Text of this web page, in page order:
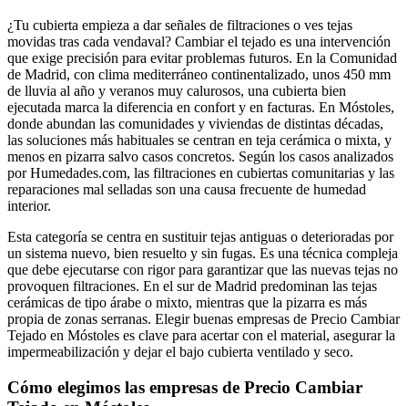
¿Tu cubierta empieza a dar señales de filtraciones o ves tejas
movidas tras cada vendaval? Cambiar el tejado es una intervención
que exige precisión para evitar problemas futuros. En la Comunidad
de Madrid, con clima mediterráneo continentalizado, unos 450 mm
de lluvia al año y veranos muy calurosos, una cubierta bien
ejecutada marca la diferencia en confort y en facturas. En Móstoles,
donde abundan las comunidades y viviendas de distintas décadas,
las soluciones más habituales se centran en teja cerámica o mixta, y
menos en pizarra salvo casos concretos. Según los casos analizados
por Humedades.com, las filtraciones en cubiertas comunitarias y las
reparaciones mal selladas son una causa frecuente de humedad
interior.
Esta categoría se centra en sustituir tejas antiguas o deterioradas por
un sistema nuevo, bien resuelto y sin fugas. Es una técnica compleja
que debe ejecutarse con rigor para garantizar que las nuevas tejas no
provoquen filtraciones. En el sur de Madrid predominan las tejas
cerámicas de tipo árabe o mixto, mientras que la pizarra es más
propia de zonas serranas. Elegir buenas empresas de Precio Cambiar
Tejado en Móstoles es clave para acertar con el material, asegurar la
impermeabilización y dejar el bajo cubierta ventilado y seco.
Cómo elegimos las empresas de Precio Cambiar